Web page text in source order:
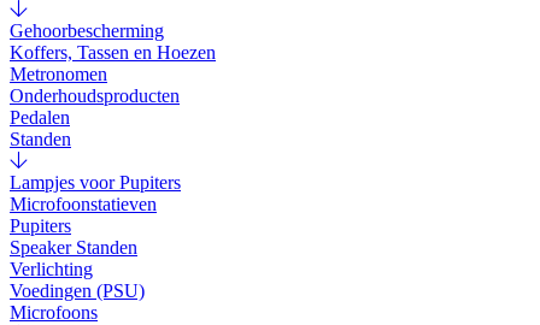
Gehoorbescherming
Koffers, Tassen en Hoezen
Metronomen
Onderhoudsproducten
Pedalen
Standen
Lampjes voor Pupiters
Microfoonstatieven
Pupiters
Speaker Standen
Verlichting
Voedingen (PSU)
Microfoons